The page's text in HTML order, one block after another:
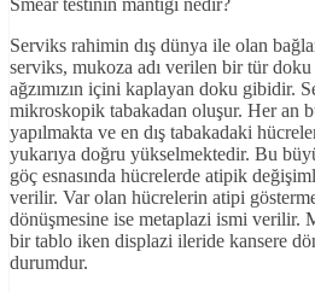
Smear testinin mantığı nedir?
Serviks rahimin dış dünya ile olan
serviks, mukoza adı verilen bir tür doku
ağzımızın içini kaplayan doku gibidir.
mikroskopik tabakadan oluşur. Her an
yapılmakta ve en dış tabakadaki
yukarıya doğru yükselmektedir. Bu
göç esnasında hücrelerde atipik
verilir. Var olan hücrelerin atipi
dönüşmesine ise metaplazi ismi verilir.
bir tablo iken displazi ileride kansere
durumdur.